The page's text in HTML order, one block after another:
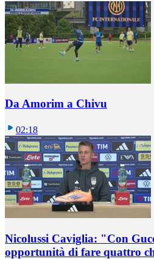
Da Amorim a Chivu
02:18
Nicolussi Caviglia: "Con
opportunità di fare quattro